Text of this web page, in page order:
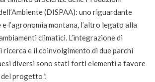
(DISPAA): uno riguardante
l’agronomia montana, l’altro legato alla
climatici. L’integrazione di
ricerca e il coinvolgimento di due parchi
diversi sono stati forti elementi a favore
del progetto”.